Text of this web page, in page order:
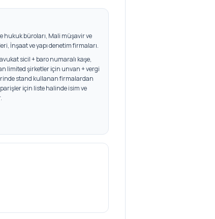
hukuk büroları, Mali müşavir ve
İnşaat ve yapı denetim firmaları.
sicil + baro numaralı kaşe,
limited şirketler için unvan + vergi
stand kullanan firmalardan
için liste halinde isim ve